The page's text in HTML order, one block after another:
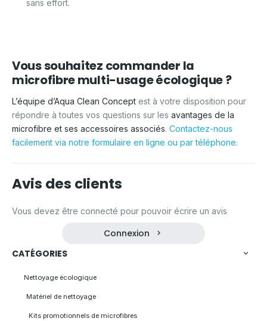
sans effort.
Vous souhaitez commander la
microfibre multi-usage écologique ?
L’équipe d’Aqua Clean Concept est à votre disposition pour
répondre à toutes vos questions sur les avantages de la
microfibre et ses accessoires associés. Contactez-nous
facilement via notre formulaire en ligne ou par téléphone.
Avis des clients
Vous devez être connecté pour pouvoir écrire un avis
Connexion
CATÉGORIES
Nettoyage écologique
Matériel de nettoyage
Kits promotionnels de microfibres